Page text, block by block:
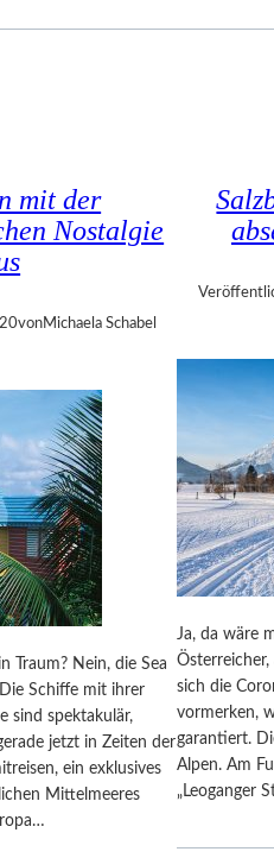
A
–
„
F
E
N
H
A
U
E
N
“
T
I
E
R
G
E
M
mit der
Nostalgie
vonMichaela Schabel
Traum? Nein, die Sea
Schiffe mit ihrer
sind spektakulär,
jetzt in Zeiten der
ein exklusives
Mittelmeeres
Ja, da wäre
sich die
vormerken,
garantiert.
Alpen. Am
„Leoganger